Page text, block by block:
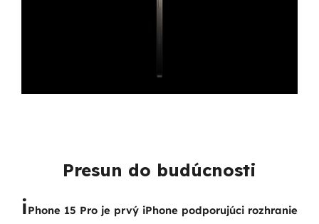
Presun do budúcnosti
iPhone 15 Pro je prvý iPhone podporujúci rozhranie